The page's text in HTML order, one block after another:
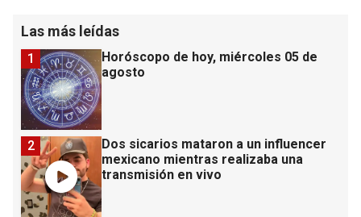
Las más leídas
Horóscopo de hoy, miércoles 05 de
agosto
1
Dos sicarios mataron a un influencer
mexicano mientras realizaba una
transmisión en vivo
2